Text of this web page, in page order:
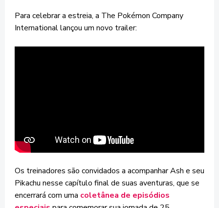
Para celebrar a estreia, a The Pokémon Company
International lançou um novo trailer:
Os treinadores são convidados a acompanhar Ash e seu
Pikachu nesse capítulo final de suas aventuras, que se
encerrará com uma coletânea de episódios